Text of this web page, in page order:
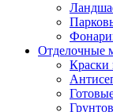
Отделочные
Краски